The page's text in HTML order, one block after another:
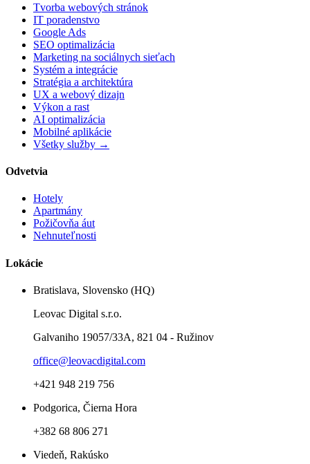
Tvorba webových stránok
IT poradenstvo
Google Ads
SEO optimalizácia
Marketing na sociálnych sieťach
Systém a integrácie
Stratégia a architektúra
UX a webový dizajn
Výkon a rast
AI optimalizácia
Mobilné aplikácie
Všetky služby →
Odvetvia
Hotely
Apartmány
Požičovňa áut
Nehnuteľnosti
Lokácie
Bratislava, Slovensko (HQ)
Leovac Digital s.r.o.
Galvaniho 19057/33A, 821 04 - Ružinov
office@leovacdigital.com
+421 948 219 756
Podgorica, Čierna Hora
+382 68 806 271
Viedeň, Rakúsko